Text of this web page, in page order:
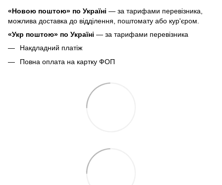
«Новою поштою» по Україні — за тарифами перевізника,
можлива доставка до відділення, поштомату або кур'єром.
«Укр поштою» по Україні — за тарифами перевізника
Накдладний платіж
Повна оплата на картку ФОП